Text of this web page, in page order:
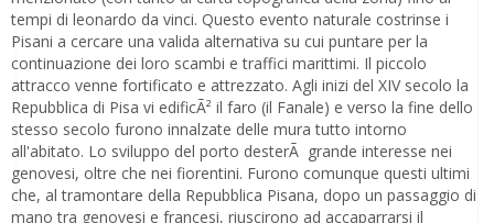
tempi di leonardo da vinci. Questo evento naturale costrinse i
Pisani a cercare una valida alternativa su cui puntare per la
continuazione dei loro scambi e traffici marittimi. Il piccolo
attracco venne fortificato e attrezzato. Agli inizi del XIV secolo la
Repubblica di Pisa vi edificÃ² il faro (il Fanale) e verso la fine dello
stesso secolo furono innalzate delle mura tutto intorno
all'abitato. Lo sviluppo del porto desterÃ grande interesse nei
genovesi, oltre che nei fiorentini. Furono comunque questi ultimi
che, al tramontare della Repubblica Pisana, dopo un passaggio di
mano tra genovesi e francesi, riuscirono ad accaparrarsi il